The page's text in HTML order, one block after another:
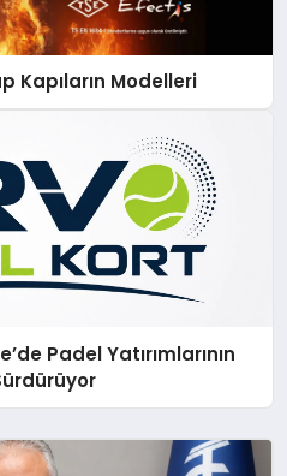
Kapıların Modelleri
Padel Yatırımlarının